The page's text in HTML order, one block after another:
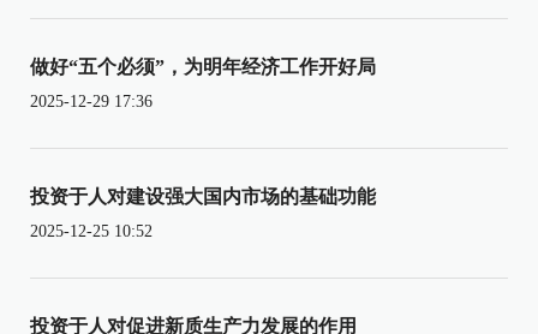
做好“五个必须”，为明年经济工作开好局
2025-12-29 17:36
投资于人对建设强大国内市场的基础功能
2025-12-25 10:52
投资于人对促进新质生产力发展的作用